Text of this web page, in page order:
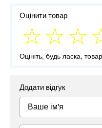
Оцінити товар
Оцініть, будь ласка, товар
Додати відгук
Ваше ім'я